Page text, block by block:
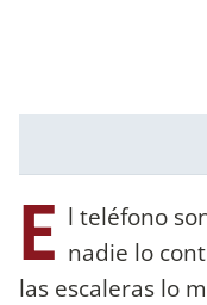
E l teléfono
nadie lo
las escaleras lo